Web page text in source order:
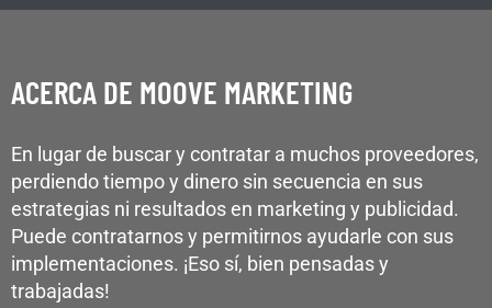
ACERCA DE MOOVE MARKETING
En lugar de buscar y contratar a muchos proveedores,
perdiendo tiempo y dinero sin secuencia en sus
estrategias ni resultados en marketing y publicidad.
Puede contratarnos y permitirnos ayudarle con sus
implementaciones. ¡Eso sí, bien pensadas y
trabajadas!